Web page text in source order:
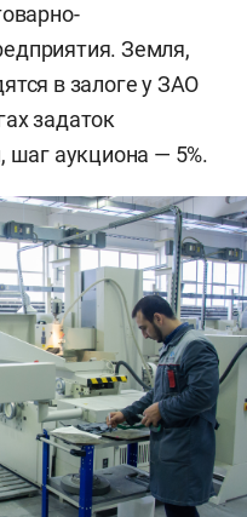
Земля,
в залоге у ЗАО
задаток
шаг аукциона — 5%.